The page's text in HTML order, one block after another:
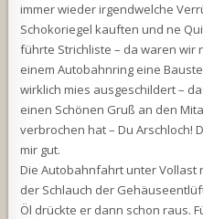
immer wieder irgendwelche
Schokoriegel kauften und ne
führte Strichliste – da waren wir
einem Autobahnring eine
wirklich mies ausgeschildert –
einen Schönen Gruß an den
verbrochen hat – Du Arschloch!
mir gut.
Die Autobahnfahrt unter Vollast
der Schlauch der
Öl drückte er dann schon raus.